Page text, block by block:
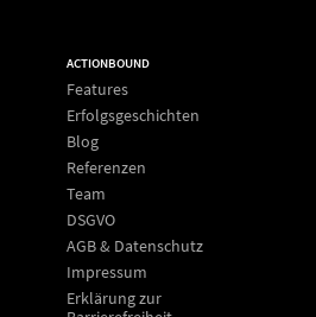
ACTIONBOUND
Features
Erfolgsgeschichten
Blog
Referenzen
Team
DSGVO
AGB & Datenschutz
Impressum
Erklärung zur